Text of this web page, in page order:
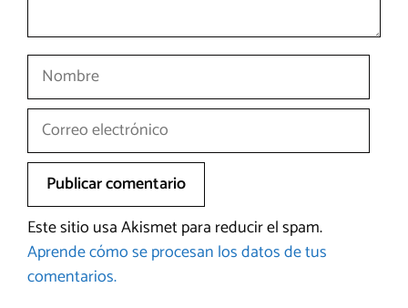
Nombre
Correo
electrónico
Este sitio usa Akismet para reducir el spam.
Aprende cómo se procesan los datos de tus
comentarios.